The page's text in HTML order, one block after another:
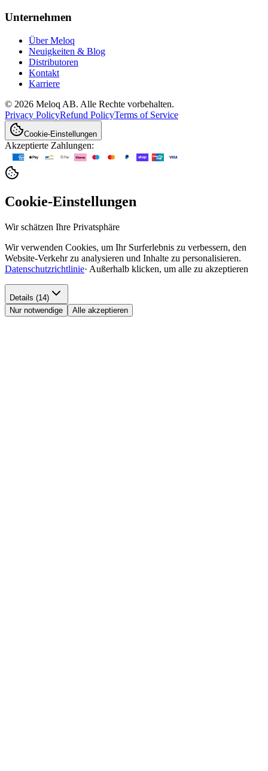
Unternehmen
Über Meloq
Neuigkeiten & Blog
Distributoren
Kontakt
Karriere
© 2026 Meloq AB. Alle Rechte vorbehalten.
Privacy PolicyRefund PolicyTerms of Service
Cookie-Einstellungen
Akzeptierte Zahlungen:
Cookie-Einstellungen
Wir schätzen Ihre Privatsphäre
Wir verwenden Cookies, um Ihr Surferlebnis zu verbessern, den
Website-Verkehr zu analysieren und Inhalte zu personalisieren.
Datenschutzrichtlinie· Außerhalb klicken, um alle zu akzeptieren
Details (14)
Nur notwendige
Alle akzeptieren